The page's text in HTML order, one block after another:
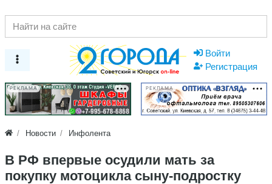
Войти
Регистрация
РЕКЛАМА РЕКЛАМА
Новости Инфолента
В РФ впервые осудили мать за
покупку мотоцикла сыну-подростку